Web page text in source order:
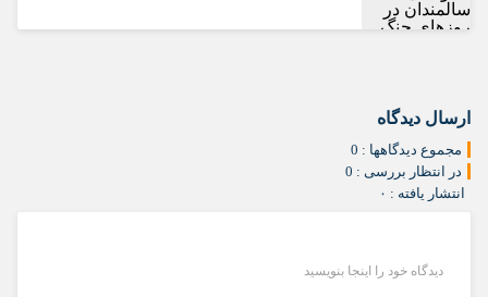
ارسال دیدگاه
مجموع دیدگاهها : 0
در انتظار بررسی : 0
انتشار یافته : ۰
دیدگاه خود را اینجا بنویسید